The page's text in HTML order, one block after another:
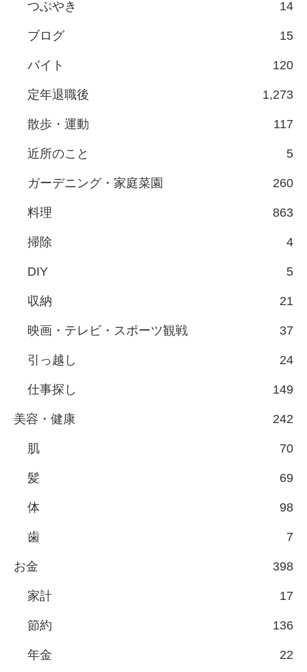
つぶやき 14
ブログ 15
バイト 120
定年退職後 1,273
散歩・運動 117
近所のこと 5
ガーデニング・家庭菜園 260
料理 863
掃除 4
DIY 5
収納 21
映画・テレビ・スポーツ観戦 37
引っ越し 24
仕事探し 149
美容・健康 242
肌 70
髪 69
体 98
歯 7
お金 398
家計 17
節約 136
年金 22